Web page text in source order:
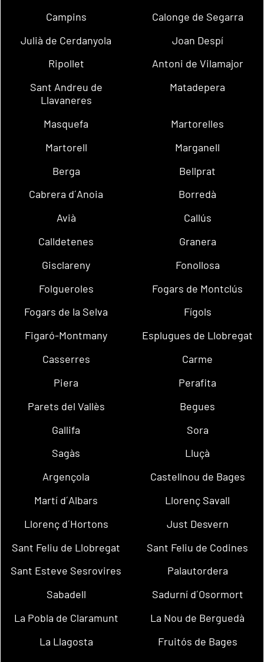
Campins
Calonge de Segarra
Julià de Cerdanyola
Joan Despí
Ripollet
Antoni de Vilamajor
Sant Andreu de
Llavaneres
Matadepera
Masquefa
Martorelles
Martorell
Marganell
Berga
Bellprat
Cabrera d´Anoia
Borredà
Avià
Callús
Calldetenes
Granera
Gisclareny
Fonollosa
Folgueroles
Fogars de Montclús
Fogars de la Selva
Fígols
Figaró-Montmany
Esplugues de Llobregat
Casserres
Carme
Piera
Perafita
Parets del Vallès
Begues
Gallifa
Sora
Sagàs
Lluçà
Argençola
Castellnou de Bages
Martí d´Albars
Llorenç Savall
Llorenç d´Hortons
Just Desvern
Sant Feliu de Llobregat
Sant Feliu de Codines
Sant Esteve Sesrovires
Palautordera
Sabadell
Sadurní d´Osormort
La Pobla de Claramunt
La Nou de Berguedà
La Llagosta
Fruitós de Bages